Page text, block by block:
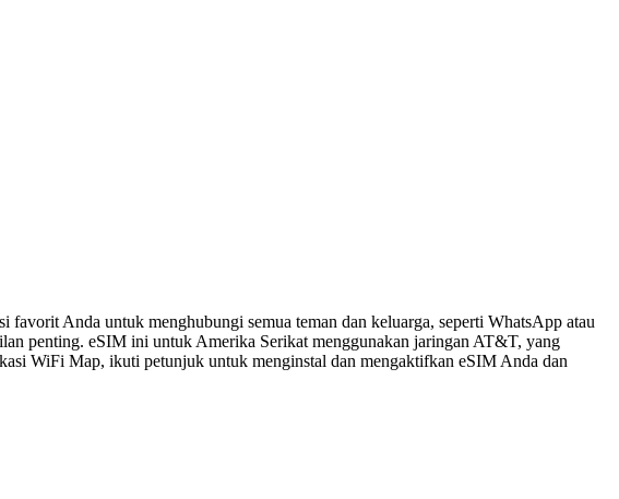
Anda untuk menghubungi semua teman dan keluarga, seperti WhatsApp atau
penting. eSIM ini untuk Amerika Serikat menggunakan jaringan AT&T, yang
WiFi Map, ikuti petunjuk untuk menginstal dan mengaktifkan eSIM Anda dan